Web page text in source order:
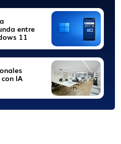
entre
11
IA